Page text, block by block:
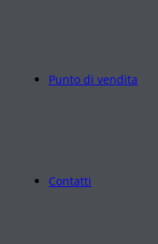
Punto di vendita
Contatti